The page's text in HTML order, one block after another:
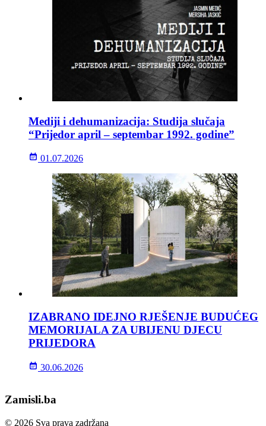
Mediji i dehumanizacija: Studija slučaja
“Prijedor april – septembar 1992. godine”
01.07.2026
IZABRANO IDEJNO RJEŠENJE BUDUĆEG
MEMORIJALA ZA UBIJENU DJECU
PRIJEDORA
30.06.2026
Zamisli.ba
© 2026 Sva prava zadržana